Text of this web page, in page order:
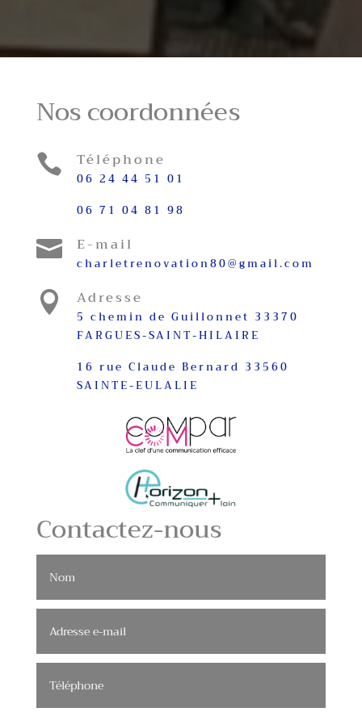
Nos coordonnées
 Téléphone
06 24 44 51 01
06 71 04 81 98
 E-mail
charletrenovation80@gmail.com
 Adresse
5 chemin de Guillonnet 33370
FARGUES-SAINT-HILAIRE
16 rue Claude Bernard 33560
SAINTE-EULALIE
Contactez-nous